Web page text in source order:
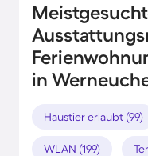
in
Haustier erlaubt (99)
WLAN (199)